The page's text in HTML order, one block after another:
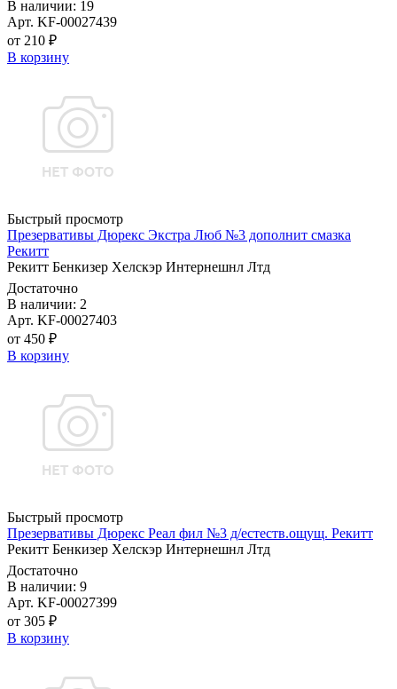
В наличии: 19
Арт. KF-00027439
от 210 ₽
В корзину
Быстрый просмотр
Презервативы Дюрекс Экстра Люб №3 дополнит смазка
Рекитт
Рекитт Бенкизер Хелскэр Интернешнл Лтд
Достаточно
В наличии: 2
Арт. KF-00027403
от 450 ₽
В корзину
Быстрый просмотр
Презервативы Дюрекс Реал фил №3 д/естеств.ощущ. Рекитт
Рекитт Бенкизер Хелскэр Интернешнл Лтд
Достаточно
В наличии: 9
Арт. KF-00027399
от 305 ₽
В корзину